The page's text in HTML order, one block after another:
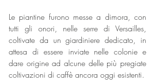
Le piantine furono messe a dimora, con
tutti gli onori, nelle serre di Versailles,
coltivate da un giardiniere dedicato, in
attesa di essere inviate nelle colonie e
dare origine ad alcune delle più pregiate
coltivazioni di caffè ancora oggi esistenti.